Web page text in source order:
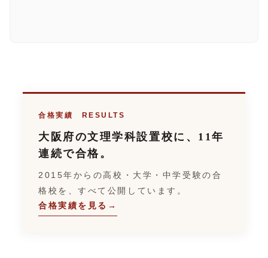
合格実績 RESULTS
大阪府の文理学科設置校に、11年
連続で合格。
2015年からの高校・大学・中学受験の合
格校を、すべて公開しています。
合格実績を見る →